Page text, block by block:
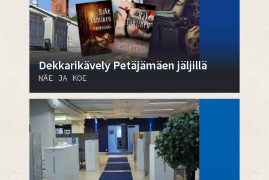
Dekkarikävely Petäjämäen jäljillä
NÄE JA KOE